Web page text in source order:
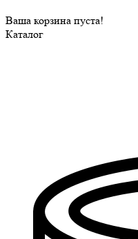
Ваша корзина пуста!
Каталог